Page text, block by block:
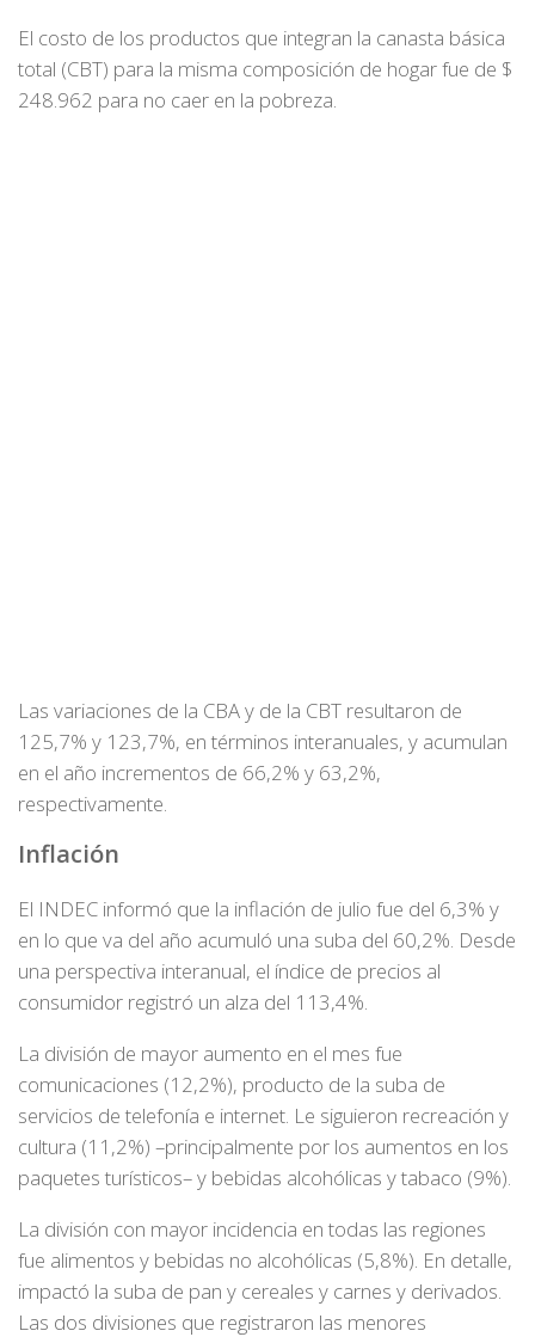
El costo de los productos que integran la canasta básica
total (CBT) para la misma composición de hogar fue de $
248.962 para no caer en la pobreza.
Las variaciones de la CBA y de la CBT resultaron de
125,7% y 123,7%, en términos interanuales, y acumulan
en el año incrementos de 66,2% y 63,2%,
respectivamente.
Inflación
El INDEC informó que la inflación de julio fue del 6,3% y
en lo que va del año acumuló una suba del 60,2%. Desde
una perspectiva interanual, el índice de precios al
consumidor registró un alza del 113,4%.
La división de mayor aumento en el mes fue
comunicaciones (12,2%), producto de la suba de
servicios de telefonía e internet. Le siguieron recreación y
cultura (11,2%) –principalmente por los aumentos en los
paquetes turísticos– y bebidas alcohólicas y tabaco (9%).
La división con mayor incidencia en todas las regiones
fue alimentos y bebidas no alcohólicas (5,8%). En detalle,
impactó la suba de pan y cereales y carnes y derivados.
Las dos divisiones que registraron las menores